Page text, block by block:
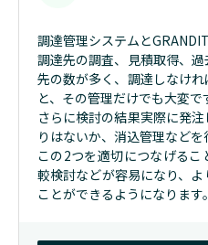
調達管理システムと
調達先の調査、見積取得、
先の数が多く、調達しなけ
と、その管理だけでも大変で
さらに検討の結果実際に発
りはないか、消込管理などを
この2つを適切につなげる
較検討などが容易になり、
ことができるようになります。